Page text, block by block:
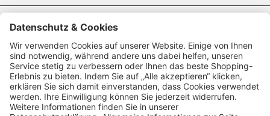
Information
Rechtliches
Zahlungsmethoden
Zertifikate